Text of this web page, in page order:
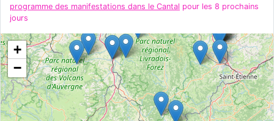
programme des manifestations dans le Cantal pour les 8 prochains
jours
+
−